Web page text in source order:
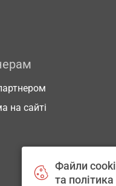
на сайті
Файли
та